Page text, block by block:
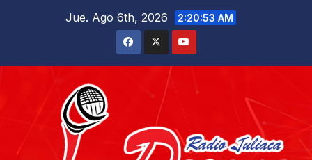
Jue. Ago 6th, 2026 2:20:54 AM